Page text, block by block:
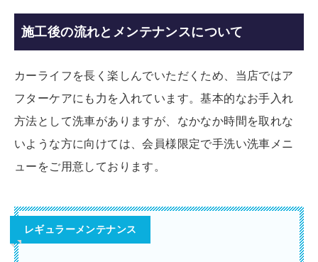
施工後の流れとメンテナンスについて
カーライフを長く楽しんでいただくため、当店ではア
フターケアにも力を入れています。基本的なお手入れ
方法として洗車がありますが、なかなか時間を取れな
いような方に向けては、会員様限定で手洗い洗車メニ
ューをご用意しております。
レギュラーメンテナンス